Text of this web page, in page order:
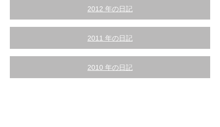
2012 年の日記
2011 年の日記
2010 年の日記